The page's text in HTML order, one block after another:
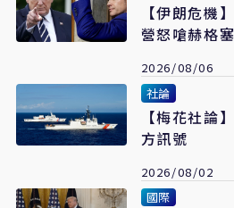
【伊朗危機
營怒嗆赫格
2026/08/06
社論
【梅花社論】
方訊號
2026/08/02
國際